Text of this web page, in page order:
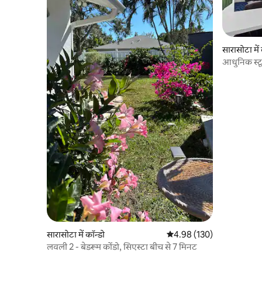
सारासोटा में कॉन्डो औसत रेटिंग 5 में से 4.98, 130
4.98 (130)
लवली 2 - बेडरूम कोंडो, सिएस्टा बीच से 7 मिनट
सारासोटा में
आधुनिक